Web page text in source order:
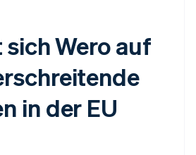
Wero auf
in der EU